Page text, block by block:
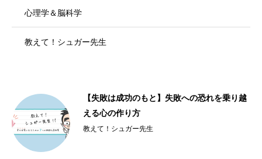
心理学＆脳科学
教えて！シュガー先生
【失敗は成功のもと】失敗への恐れを乗り越
える心の作り方
教えて！シュガー先生